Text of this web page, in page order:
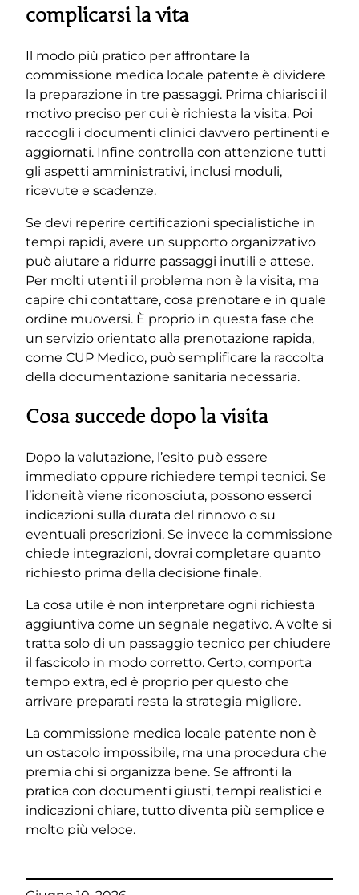
complicarsi la vita
Il modo più pratico per affrontare la
commissione medica locale patente è dividere
la preparazione in tre passaggi. Prima chiarisci il
motivo preciso per cui è richiesta la visita. Poi
raccogli i documenti clinici davvero pertinenti e
aggiornati. Infine controlla con attenzione tutti
gli aspetti amministrativi, inclusi moduli,
ricevute e scadenze.
Se devi reperire certificazioni specialistiche in
tempi rapidi, avere un supporto organizzativo
può aiutare a ridurre passaggi inutili e attese.
Per molti utenti il problema non è la visita, ma
capire chi contattare, cosa prenotare e in quale
ordine muoversi. È proprio in questa fase che
un servizio orientato alla prenotazione rapida,
come CUP Medico, può semplificare la raccolta
della documentazione sanitaria necessaria.
Cosa succede dopo la visita
Dopo la valutazione, l’esito può essere
immediato oppure richiedere tempi tecnici. Se
l’idoneità viene riconosciuta, possono esserci
indicazioni sulla durata del rinnovo o su
eventuali prescrizioni. Se invece la commissione
chiede integrazioni, dovrai completare quanto
richiesto prima della decisione finale.
La cosa utile è non interpretare ogni richiesta
aggiuntiva come un segnale negativo. A volte si
tratta solo di un passaggio tecnico per chiudere
il fascicolo in modo corretto. Certo, comporta
tempo extra, ed è proprio per questo che
arrivare preparati resta la strategia migliore.
La commissione medica locale patente non è
un ostacolo impossibile, ma una procedura che
premia chi si organizza bene. Se affronti la
pratica con documenti giusti, tempi realistici e
indicazioni chiare, tutto diventa più semplice e
molto più veloce.